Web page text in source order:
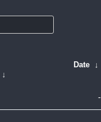
↓
Date ↓
-